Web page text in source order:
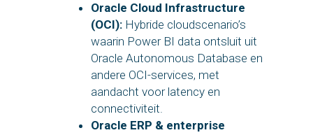
Oracle Cloud Infrastructure
(OCI): Hybride cloudscenario’s
waarin Power BI data ontsluit uit
Oracle Autonomous Database en
andere OCI-services, met
aandacht voor latency en
connectiviteit.
Oracle ERP & enterprise